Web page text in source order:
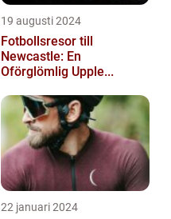
19 augusti 2024
Fotbollsresor till
Newcastle: En
Oförglömlig Upple...
22 januari 2024